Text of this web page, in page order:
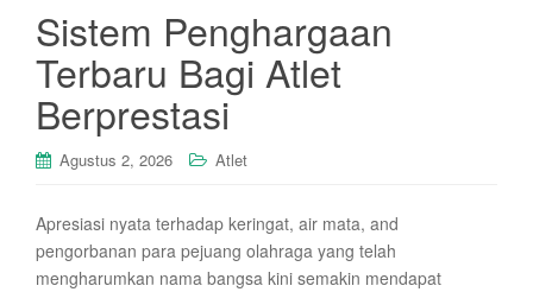
Sistem Penghargaan
Terbaru Bagi Atlet
Berprestasi
Agustus 2, 2026 Atlet
Apresiasi nyata terhadap keringat, air mata, and
pengorbanan para pejuang olahraga yang telah
mengharumkan nama bangsa kini semakin mendapat